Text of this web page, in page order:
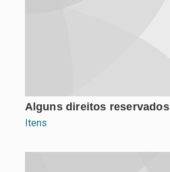
Alguns direitos reservados
Itens